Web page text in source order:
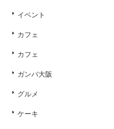
イベント
カフェ
カフェ
ガンバ大阪
グルメ
ケーキ